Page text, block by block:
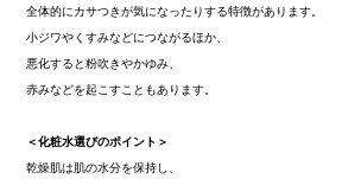
全体的にカサつきが気になったりする特徴があります。
小ジワやくすみなどにつながるほか、
悪化すると粉吹きやかゆみ、
赤みなどを起こすこともあります。
＜化粧水選びのポイント＞
乾燥肌は肌の水分を保持し、